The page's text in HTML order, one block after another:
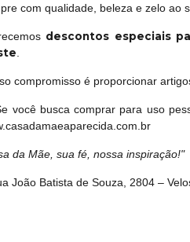
com qualidade, beleza e zelo ao
descontos especiais
compromisso é proporcionar
você busca comprar para uso
da Mãe, sua fé, nossa inspiração!"
João Batista de Souza, 2804 –